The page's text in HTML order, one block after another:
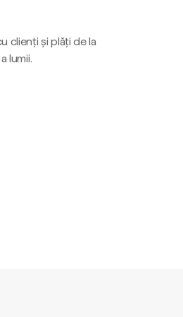
clienți și plăți de la
lumii.